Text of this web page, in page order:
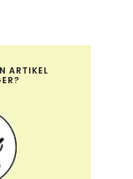
ARTIKEL